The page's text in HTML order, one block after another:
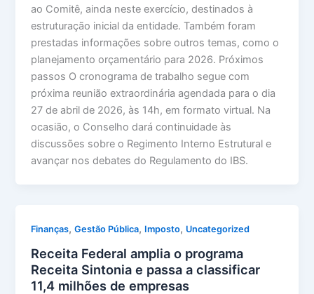
ao Comitê, ainda neste exercício, destinados à
estruturação inicial da entidade. Também foram
prestadas informações sobre outros temas, como o
planejamento orçamentário para 2026. Próximos
passos O cronograma de trabalho segue com
próxima reunião extraordinária agendada para o dia
27 de abril de 2026, às 14h, em formato virtual. Na
ocasião, o Conselho dará continuidade às
discussões sobre o Regimento Interno Estrutural e
avançar nos debates do Regulamento do IBS.
Finanças,Gestão Pública, Imposto, Uncategorized
Receita Federal amplia o programa
Receita Sintonia e passa a classificar
11,4 milhões de empresas